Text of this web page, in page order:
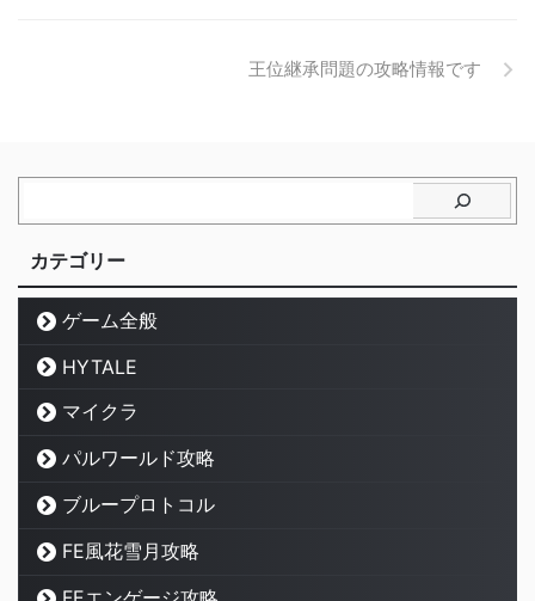
王位継承問題の攻略情報です
カテゴリー
ゲーム全般
HYTALE
マイクラ
パルワールド攻略
ブループロトコル
FE風花雪月攻略